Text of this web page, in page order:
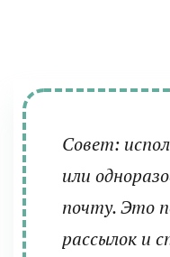
Совет:
или
почту. Это
рассылок и